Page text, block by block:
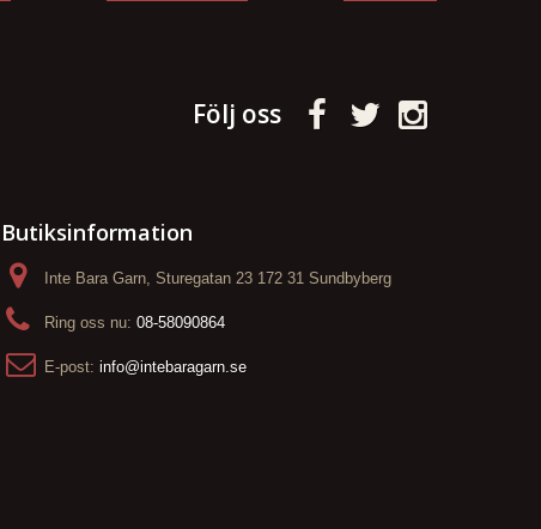
Följ oss
Butiksinformation
Inte Bara Garn, Sturegatan 23 172 31 Sundbyberg
Ring oss nu: 08-58090864
E-post: info@intebaragarn.se